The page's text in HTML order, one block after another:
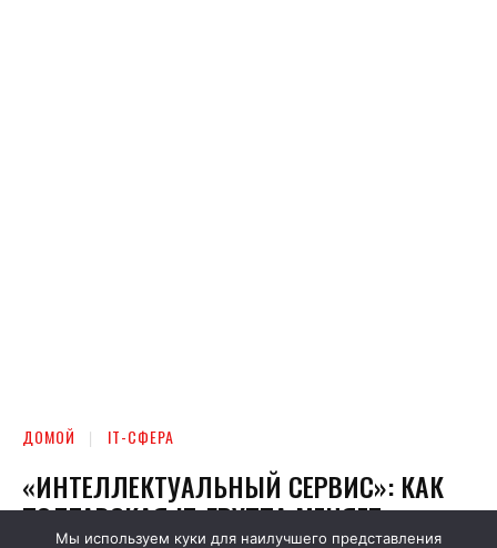
Мы используем куки для наилучшего представления